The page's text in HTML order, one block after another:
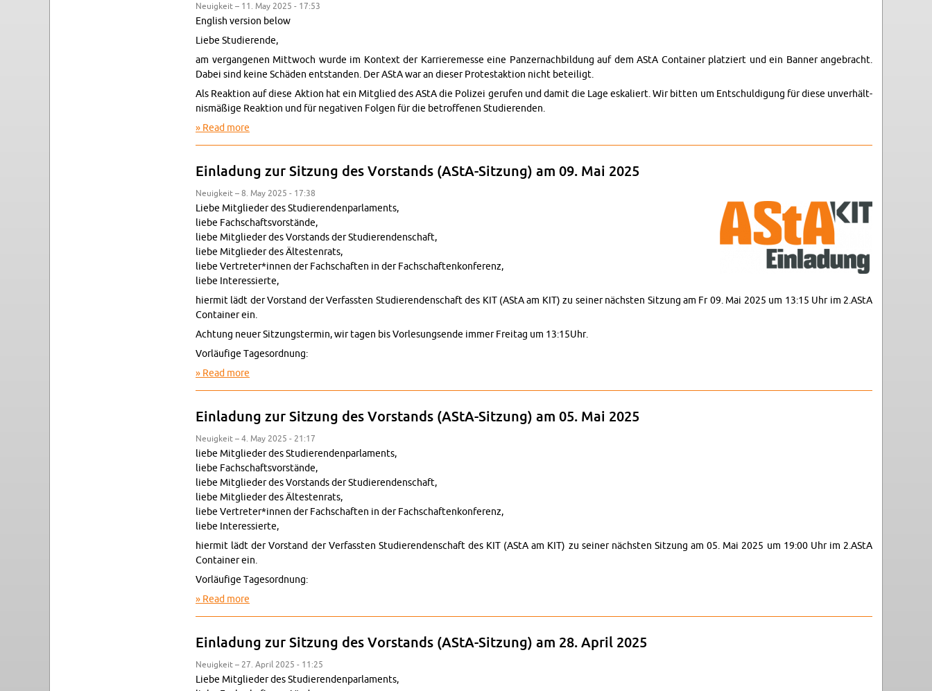
Neuigkeit – 11. May 2025 - 17:53
Eng­lish ver­sion below
Liebe Studierende,
am ver­gan­genen Mittwoch wurde im Kon­text der Kar­ri­eremesse eine Panz­er­nach­bil­dung auf dem AStA Con­tainer platziert und ein Ban­ner ange­bracht.
Dabei sind keine Schäden ent­standen. Der AStA war an dieser Protes­tak­tion nicht beteiligt.
Als Reak­tion auf diese Ak­tion hat ein Mit­glied des AStA die Polizei gerufen und damit die Lage es­kaliert. Wir bit­ten um Entschuldigung für diese un­verhält­
nismäßige Reak­tion und für neg­a­tiven Fol­gen für die be­trof­fe­nen Studieren­den.
Read more
Ein­ladung zur Sitzung des Vor­stands (AStA-Sitzung) am 09. Mai 2025
Neuigkeit – 8. May 2025 - 17:38
Liebe Mit­glieder des Studieren­den­par­la­ments,
liebe Fach­schaftsvorstände,
liebe Mit­glieder des Vor­stands der Studieren­den­schaft,
liebe Mit­glieder des Ältesten­rats,
liebe Vertreter*innen der Fach­schaften in der Fach­schaftenkon­ferenz,
liebe In­ter­essierte,
hi­er­mit lädt der Vor­stand der Ver­fassten Studieren­den­schaft des KIT (AStA am KIT) zu seiner nächsten Sitzung am Fr 09. Mai 2025 um 13:15 Uhr im 2.​AStA
Con­tainer ein.
Achtung neuer Sitzung­ster­min, wir tagen bis Vor­lesungsende immer Fre­itag um 13:15Uhr.
Vorläufige Tage­sor­d­nung:
Read more
Ein­ladung zur Sitzung des Vor­stands (AStA-Sitzung) am 05. Mai 2025
Neuigkeit – 4. May 2025 - 21:17
liebe Mit­glieder des Studieren­den­par­la­ments,
liebe Fach­schaftsvorstände,
liebe Mit­glieder des Vor­stands der Studieren­den­schaft,
liebe Mit­glieder des Ältesten­rats,
liebe Vertreter*innen der Fach­schaften in der Fach­schaftenkon­ferenz,
liebe In­ter­essierte,
hi­er­mit lädt der Vor­stand der Ver­fassten Studieren­den­schaft des KIT (AStA am KIT) zu seiner nächsten Sitzung am 05. Mai 2025 um 19:00 Uhr im 2.​AStA
Con­tainer ein.
Vorläufige Tage­sor­d­nung:
Read more
Ein­ladung zur Sitzung des Vor­stands (AStA-Sitzung) am 28. April 2025
Neuigkeit – 27. April 2025 - 11:25
Liebe Mit­glieder des Studieren­den­par­la­ments,